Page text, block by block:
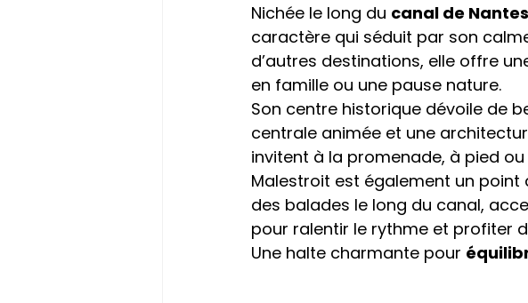
Nichée le long du canal de
caractère qui séduit par son
d’autres destinations, elle offre
en famille ou une pause nature.
Son centre historique dévoile de
centrale animée et une
invitent à la promenade, à pied
Malestroit est également un
des balades le long du canal,
pour ralentir le rythme et profiter
Une halte charmante pour